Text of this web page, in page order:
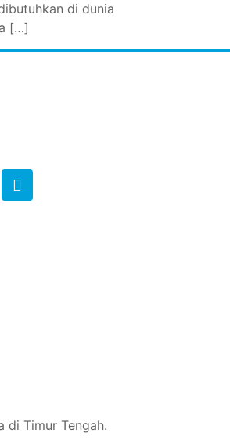
di dunia
[…]
di Timur Tengah.